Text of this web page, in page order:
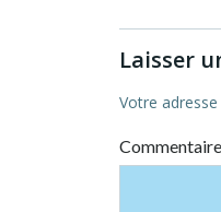
Laisser
Votre
Commentaire